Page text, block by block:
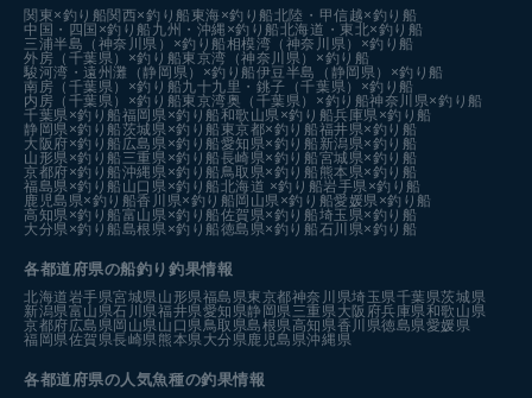
関東×釣り船関西×釣り船 東海×釣り船北陸・甲信越×釣り船
中国・四国×釣り船 九州・沖縄×釣り船北海道・東北×釣り船
三浦半島（神奈川県）×釣り船相模湾（神奈川県）×釣り船
外房（千葉県）×釣り船東京湾（神奈川県）×釣り船
駿河湾・遠州灘（静岡県）×釣り船伊豆半島（静岡県）×釣り船
南房（千葉県）×釣り船九十九里・銚子（千葉県）×釣り船
内房（千葉県）×釣り船東京湾奥（千葉県）×釣り船神奈川県×釣り船
千葉県×釣り船福岡県×釣り船和歌山県×釣り船兵庫県×釣り船
静岡県×釣り船茨城県×釣り船 東京都×釣り船福井県×釣り船
大阪府×釣り船 広島県×釣り船愛知県×釣り船 新潟県×釣り船
山形県×釣り船 三重県×釣り船長崎県×釣り船宮城県×釣り船
京都府×釣り船沖縄県×釣り船鳥取県×釣り船 熊本県×釣り船
福島県×釣り船 山口県×釣り船北海道 ×釣り船岩手県×釣り船
鹿児島県×釣り船香川県×釣り船 岡山県×釣り船愛媛県×釣り船
高知県×釣り船富山県×釣り船佐賀県×釣り船埼玉県×釣り船
大分県×釣り船島根県×釣り船徳島県×釣り船石川県×釣り船
各都道府県の船釣り釣果情報
北海道岩手県宮城県山形県福島県東京都神奈川県埼玉県千葉県茨城県
新潟県富山県石川県福井県愛知県静岡県三重県大阪府兵庫県和歌山県
京都府広島県岡山県山口県鳥取県島根県高知県香川県徳島県愛媛県
福岡県佐賀県長崎県熊本県大分県鹿児島県沖縄県
各都道府県の人気魚種の釣果情報